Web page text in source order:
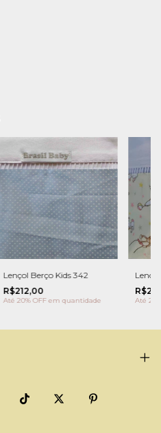
Lençol Berço Kids 342
R$212,00
Até 20% OFF em quantidade Até